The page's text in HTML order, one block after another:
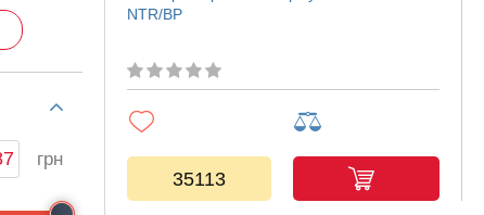
грн
NTR/BP
35113